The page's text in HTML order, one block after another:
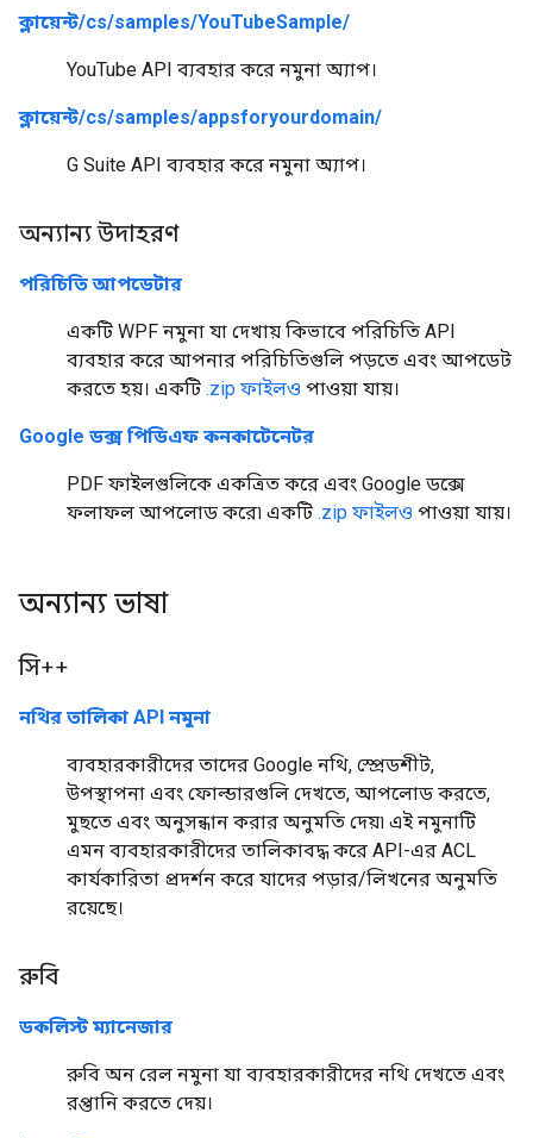
ক্লায়েন্ট/cs/samples/YouTubeSample/
YouTube API ব্যবহার করে নমুনা অ্যাপ।
ক্লায়েন্ট/cs/samples/appsforyourdomain/
G Suite API ব্যবহার করে নমুনা অ্যাপ।
অন্যান্য উদাহরণ
পরিচিতি আপডেটার
একটি WPF নমুনা যা দেখায় কিভাবে পরিচিতি API
ব্যবহার করে আপনার পরিচিতিগুলি পড়তে এবং আপডেট
করতে হয়। একটি .zip ফাইলও পাওয়া যায়।
Google ডক্স পিডিএফ কনকাটেনেটর
PDF ফাইলগুলিকে একত্রিত করে এবং Google ডক্সে
ফলাফল আপলোড করে৷ একটি .zip ফাইলও পাওয়া যায়।
অন্যান্য ভাষা
সি++
নথির তালিকা API নমুনা
ব্যবহারকারীদের তাদের Google নথি, স্প্রেডশীট,
উপস্থাপনা এবং ফোল্ডারগুলি দেখতে, আপলোড করতে,
মুছতে এবং অনুসন্ধান করার অনুমতি দেয়৷ এই নমুনাটি
এমন ব্যবহারকারীদের তালিকাবদ্ধ করে API-এর ACL
কার্যকারিতা প্রদর্শন করে যাদের পড়ার/লিখনের অনুমতি
রয়েছে।
রুবি
ডকলিস্ট ম্যানেজার
রুবি অন রেল নমুনা যা ব্যবহারকারীদের নথি দেখতে এবং
রপ্তানি করতে দেয়।